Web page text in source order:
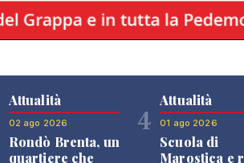
Attualità
02 ago 2026
Rondò Brenta, un
quartiere che
4
Attualità
01 ago 2026
Scuola di
Marostica e